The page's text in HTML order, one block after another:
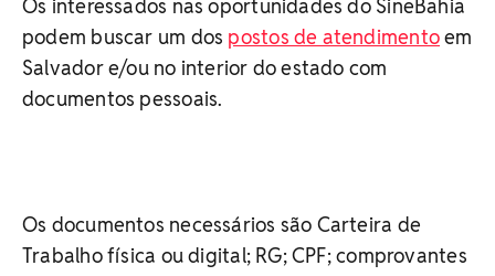
Os interessados nas oportunidades do SineBahia
podem buscar um dos postos de atendimentoem
Salvador e/ou no interior do estado com
documentos pessoais.
Os documentos necessários são Carteira de
Trabalho física ou digital; RG; CPF; comprovantes